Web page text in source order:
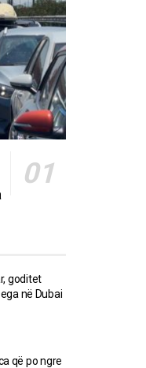
goditet
në Dubai
që po ngre